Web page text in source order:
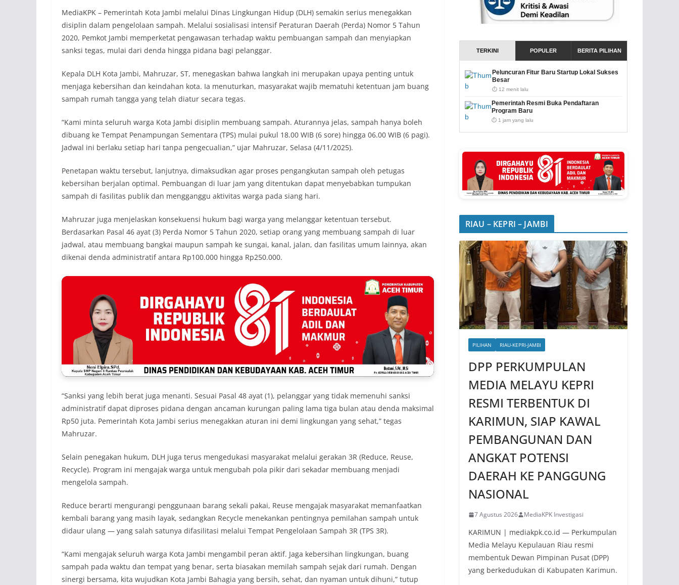
MediaKPK – Pemerintah Kota Jambi melalui Dinas Lingkungan Hidup (DLH) semakin serius menegakkan
disiplin dalam pengelolaan sampah. Melalui sosialisasi intensif Peraturan Daerah (Perda) Nomor 5 Tahun
2020, Pemkot Jambi memperketat pengawasan terhadap waktu pembuangan sampah dan menyiapkan
sanksi tegas, mulai dari denda hingga pidana bagi pelanggar.
Kepala DLH Kota Jambi, Mahruzar, ST, menegaskan bahwa langkah ini merupakan upaya penting untuk
menjaga kebersihan dan keindahan kota. Ia menuturkan, masyarakat wajib mematuhi ketentuan jam buang
sampah rumah tangga yang telah diatur secara tegas.
“Kami minta seluruh warga Kota Jambi disiplin membuang sampah. Aturannya jelas, sampah hanya boleh
dibuang ke Tempat Penampungan Sementara (TPS) mulai pukul 18.00 WIB (6 sore) hingga 06.00 WIB (6 pagi).
Jadwal ini berlaku setiap hari tanpa pengecualian,” ujar Mahruzar, Selasa (4/11/2025).
Penetapan waktu tersebut, lanjutnya, dimaksudkan agar proses pengangkutan sampah oleh petugas
kebersihan berjalan optimal. Pembuangan di luar jam yang ditentukan dapat menyebabkan tumpukan
sampah di fasilitas publik dan mengganggu aktivitas warga pada siang hari.
Mahruzar juga menjelaskan konsekuensi hukum bagi warga yang melanggar ketentuan tersebut.
Berdasarkan Pasal 46 ayat (3) Perda Nomor 5 Tahun 2020, setiap orang yang membuang sampah di luar
jadwal, atau membuang bangkai maupun sampah ke sungai, kanal, jalan, dan fasilitas umum lainnya, akan
dikenai denda administratif antara Rp100.000 hingga Rp250.000.
“Sanksi yang lebih berat juga menanti. Sesuai Pasal 48 ayat (1), pelanggar yang tidak memenuhi sanksi
administratif dapat diproses pidana dengan ancaman kurungan paling lama tiga bulan atau denda maksimal
Rp50 juta. Pemerintah Kota Jambi serius menegakkan aturan ini demi lingkungan yang sehat,” tegas
Mahruzar.
Selain penegakan hukum, DLH juga terus mengedukasi masyarakat melalui gerakan 3R (Reduce, Reuse,
Recycle). Program ini mengajak warga untuk mengubah pola pikir dari sekadar membuang menjadi
mengelola sampah.
Reduce berarti mengurangi penggunaan barang sekali pakai, Reuse mengajak masyarakat memanfaatkan
kembali barang yang masih layak, sedangkan Recycle menekankan pentingnya pemilahan sampah untuk
didaur ulang — yang salah satunya difasilitasi melalui Tempat Pengelolaan Sampah 3R (TPS 3R).
“Kami mengajak seluruh warga Kota Jambi mengambil peran aktif. Jaga kebersihan lingkungan, buang
sampah pada waktu dan tempat yang benar, serta biasakan memilah sampah sejak dari rumah. Dengan
sinergi bersama, kita wujudkan Kota Jambi Bahagia yang bersih, sehat, dan nyaman untuk dihuni,” tutup
TERKINI POPULER BERITA PILIHAN
Peluncuran Fitur Baru Startup Lokal Sukses
Besar
⏱️ 12 menit lalu
Pemerintah Resmi Buka Pendaftaran
Program Baru
⏱️ 1 jam yang lalu
RIAU – KEPRI – JAMBI
PILIHAN RIAU-KEPRI-JAMBI
DPP PERKUMPULAN
MEDIA MELAYU KEPRI
RESMI TERBENTUK DI
KARIMUN, SIAP KAWAL
PEMBANGUNAN DAN
ANGKAT POTENSI
DAERAH KE PANGGUNG
NASIONAL
7 Agustus 2026 MediaKPK Investigasi
KARIMUN | mediakpk.co.id — Perkumpulan
Media Melayu Kepulauan Riau resmi
membentuk Dewan Pimpinan Pusat (DPP)
yang berkedudukan di Kabupaten Karimun.